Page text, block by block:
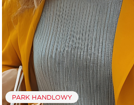
PARK HANDLOWY